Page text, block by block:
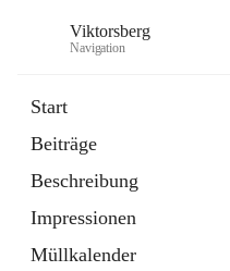
Viktorsberg
Navigation
Start
Beiträge
Beschreibung
Impressionen
Müllkalender